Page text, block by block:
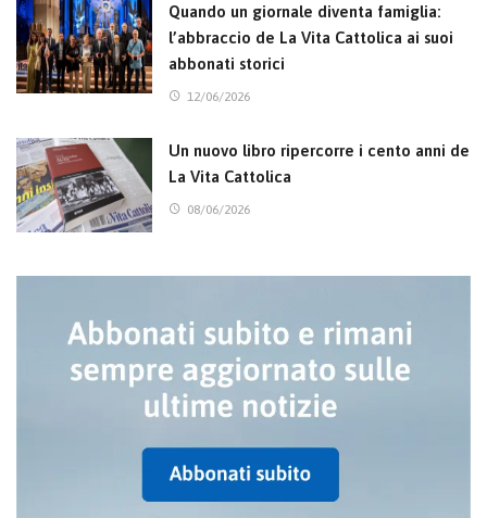
Quando un giornale diventa famiglia:
l’abbraccio de La Vita Cattolica ai suoi
abbonati storici
12/06/2026
Un nuovo libro ripercorre i cento anni de
La Vita Cattolica
08/06/2026